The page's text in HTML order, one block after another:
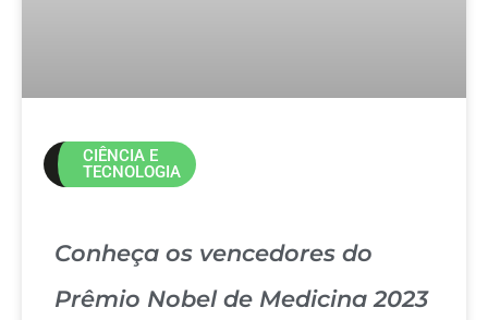
CIÊNCIA E
TECNOLOGIA
Conheça os vencedores do
Prêmio Nobel de Medicina 2023